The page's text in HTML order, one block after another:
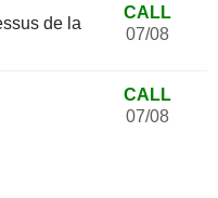
de la
CALL
07/08
CALL
07/08